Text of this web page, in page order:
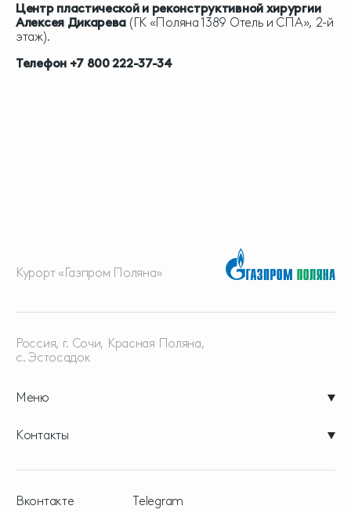
Центр пластической и реконструктивной хирургии
Алексея Дикарева (ГК «Поляна 1389 Отель и СПА», 2-й
этаж).
Телефон +7 800 222-37-34
Курорт «Газпром Поляна»
Меню
Россия, г. Сочи, Красная Поляна,
с. Эстосадок
Контакты
Вконтакте Telegram